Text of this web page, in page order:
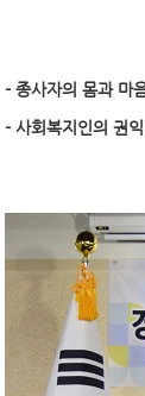
- 종사자의 몸과 마
- 사회복지인의 권